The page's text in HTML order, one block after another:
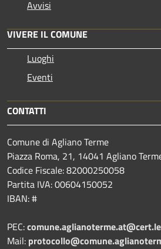
Avvisi
VIVERE IL COMUNE
Luoghi
Eventi
CONTATTI
Comune di Agliano Terme
Piazza Roma, 21, 14041 Agliano
Codice Fiscale: 82000250058
Partita IVA: 00604150052
IBAN: #
PEC:
Mail: